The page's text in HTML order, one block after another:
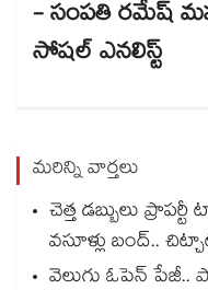
- సంపతి రమేష్
సోషల్​ ఎనలిస్ట్​
మరిన్ని వార్తలు
చెత్త డబ్బులు
వసూళ్లు బంద్..
వెలుగు ఓపెన్ పేజీ..